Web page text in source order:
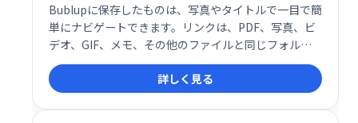
Bublupに保存したものは、写真やタイトルで一目で簡
単にナビゲートできます。リンクは、PDF、写真、ビ
デオ、GIF、メモ、その他のファイルと同じフォルダ
ーに保存してください。レシピや面白いミームを集め
ているときも、友達と旅行を計画しているときも、仕
事のプロジェクトをしているときも、すべてがうまく
調和しています。
詳しく見る